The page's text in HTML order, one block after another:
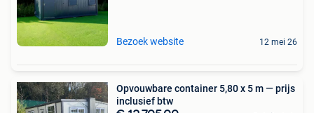
Bezoek website 12 mei 26
Opvouwbare container 5,80 x 5 m — prijs
inclusief btw